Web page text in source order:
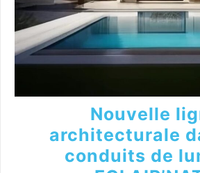
Nouvelle
architecturale
conduits de